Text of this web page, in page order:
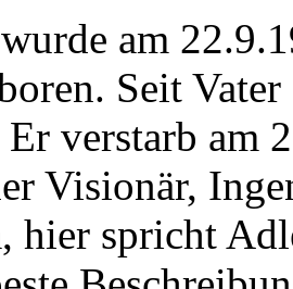
am
Seit
Er verstarb am
Visionär,
hier spricht